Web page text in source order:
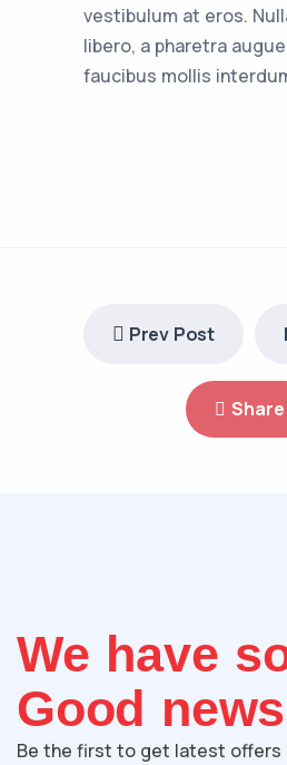
vestibulum at eros.
libero, a pharetra
faucibus mollis
Prev Post
Share
We have
Good news
Be the first to get latest offers